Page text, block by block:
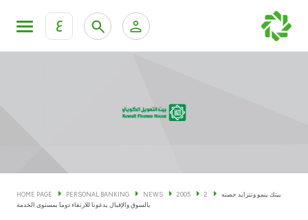
ع
KFH Online Corporate Banking Services
Cards
Banking Tiers
HOME PAGE PERSONAL BANKING NEWS 2005 2
بيتك ينمو وتتزايد حصته
بالسوق والإقبال يدعونا للارتقاء دوما بمستوى الخدمة